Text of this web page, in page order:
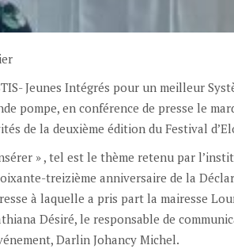
Jeunes Intégrés pour un meilleur
pompe, en conférence de presse le
de la deuxième édition du Festival
» , tel est le thème retenu par
treizième anniversaire de la
à laquelle a pris part la mairesse
Désiré, le responsable de
Darlin Johancy Michel.